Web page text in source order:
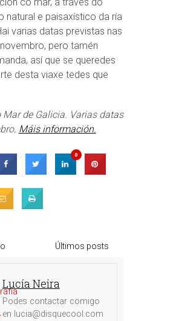
natural e paisaxístico da ría
varias datas previstas nas
pero tamén
así que se queredes
desta viaxe tedes que
Mar de Galicia. Varias datas
Máis información.
0
Últimos posts
Lucía Neira
Podes contactar comigo
en lucia@disquecool.com